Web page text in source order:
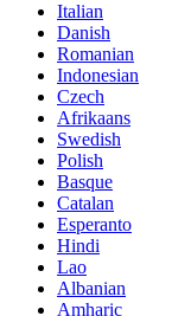
Italian
Danish
Romanian
Indonesian
Czech
Afrikaans
Swedish
Polish
Basque
Catalan
Esperanto
Hindi
Lao
Albanian
Amharic